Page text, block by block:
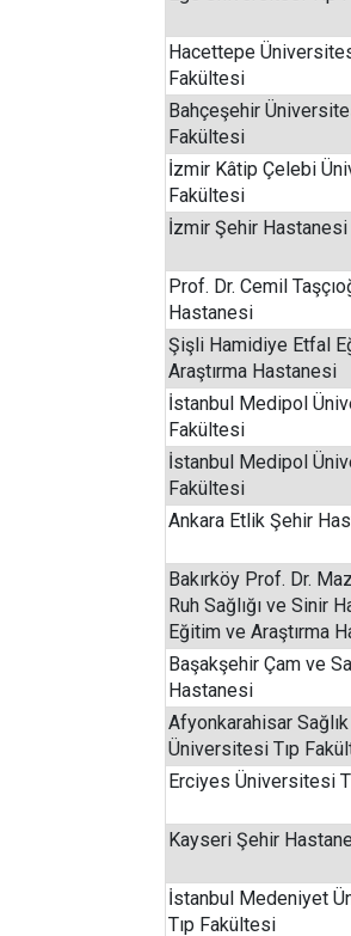
Hacettepe
Fakültesi
Bahçeşehir
Fakültesi
İzmir Kâtip Çelebi
Fakültesi
İzmir Şehir Hastanesi
Prof. Dr. Cemil
Hastanesi
Şişli Hamidiye Etfal
Araştırma Hastanesi
İstanbul Medipol
Fakültesi
İstanbul Medipol
Fakültesi
Ankara Etlik Şehir
Bakırköy Prof. Dr.
Ruh Sağlığı ve Sinir
Eğitim ve Araştırma
Başakşehir Çam ve
Hastanesi
Afyonkarahisar
Üniversitesi Tıp
Erciyes Üniversitesi
Kayseri Şehir
İstanbul Medeniyet
Tıp Fakültesi